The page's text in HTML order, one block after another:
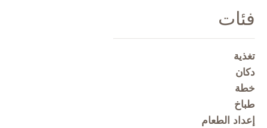
فئات
تغذية
دكان
خطة
طباخ
إعداد الطعام